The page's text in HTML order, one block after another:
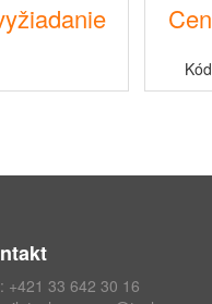
+421 33 642 30 16